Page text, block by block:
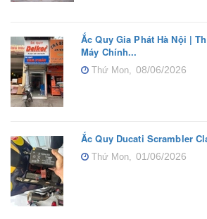
Ắc Quy Gia Phát Hà Nội |
Máy Chính...
Thứ Mon, 08/06/2026
Ắc Quy Ducati Scrambler
Thứ Mon, 01/06/2026